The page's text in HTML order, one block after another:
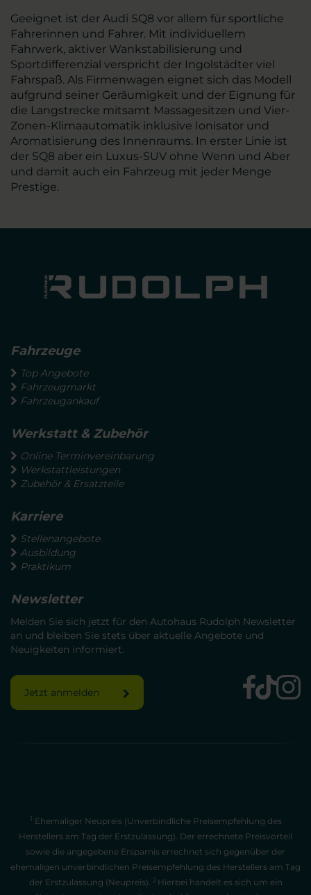
Geeignet ist der Audi SQ8 vor allem für sportliche
Fahrerinnen und Fahrer. Mit individuellem
Fahrwerk, aktiver Wankstabilisierung und
Sportdifferenzial verspricht der Ingolstädter viel
Fahrspaß. Als Firmenwagen eignet sich das Modell
aufgrund seiner Geräumigkeit und der Eignung für
die Langstrecke mitsamt Massagesitzen und Vier-
Zonen-Klimaautomatik inklusive Ionisator und
Aromatisierung des Innenraums. In erster Linie ist
der SQ8 aber ein Luxus-SUV ohne Wenn und Aber
und damit auch ein Fahrzeug mit jeder Menge
Prestige.
Fahrzeuge
Top Angebote
Fahrzeugmarkt
Fahrzeugankauf
Werkstatt & Zubehör
Online Terminvereinbarung
Werkstattleistungen
Zubehör & Ersatzteile
Karriere
Stellenangebote
Ausbildung
Praktikum
Newsletter
Melden Sie sich jetzt für den Autohaus Rudolph Newsletter
an und bleiben Sie stets über aktuelle Angebote und
Neuigkeiten informiert.
Jetzt anmelden
1 Ehemaliger Neupreis (Unverbindliche Preisempfehlung des
Herstellers am Tag der Erstzulassung). Der errechnete Preisvorteil
sowie die angegebene Ersparnis errechnet sich gegenüber der
ehemaligen unverbindlichen Preisempfehlung des Herstellers am Tag
der Erstzulassung (Neupreis). 2 Hierbei handelt es sich um ein